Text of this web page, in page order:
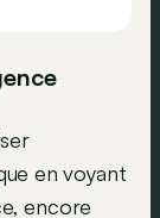
en voyant
encore